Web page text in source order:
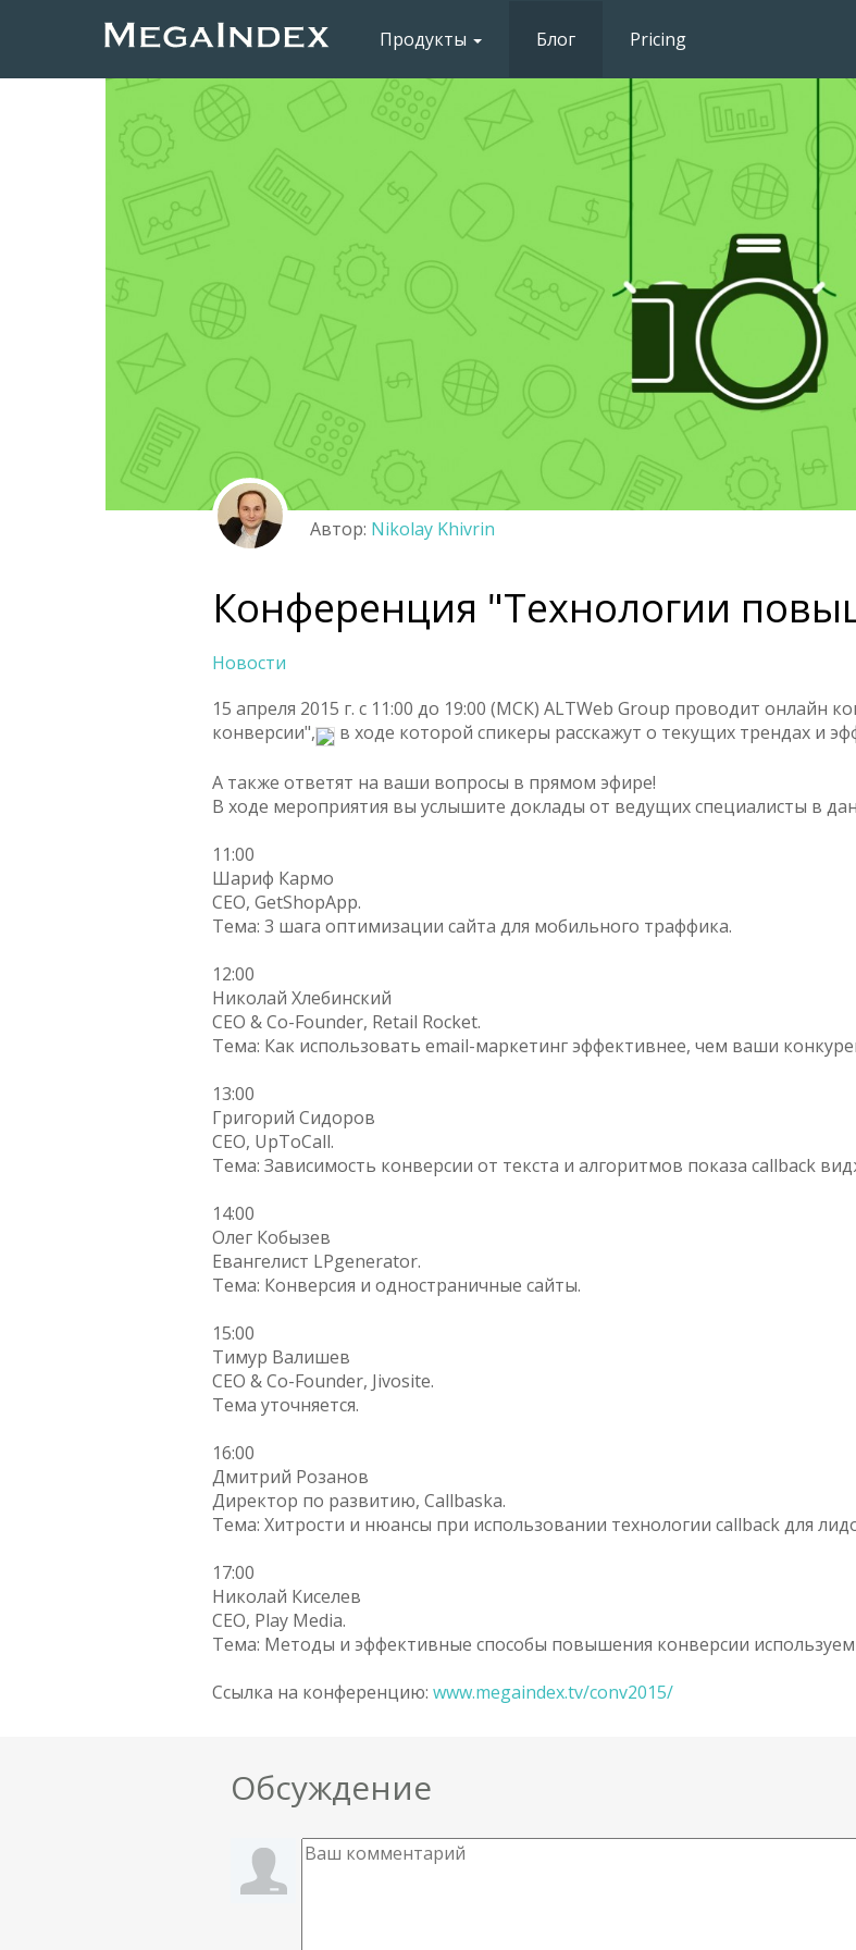
Продукты Блог Pricing
Автор: Nikolay Khivrin
Конференция "Технологии
Новости
15 апреля 2015 г. с 11:00 до 19:00 (МСК) ALTWeb Group проводит
конверсии",
в ходе которой спикеры расскажут о текущих трендах и
А также ответят на ваши вопросы в прямом эфире!
В ходе мероприятия вы услышите доклады от ведущих специалисты в
11:00
Шариф Кармо
CEO, GetShopApp.
Тема: 3 шага оптимизации сайта для мобильного траффика.
12:00
Николай Хлебинский
CEO & Co-Founder, Retail Rocket.
Тема: Как использовать email-маркетинг эффективнее, чем ваши
13:00
Григорий Сидоров
CEO, UpToCall.
Тема: Зависимость конверсии от текста и алгоритмов показа callback
14:00
Олег Кобызев
Евангелист LPgenerator.
Тема: Конверсия и одностраничные сайты.
15:00
Тимур Валишев
CEO & Co-Founder, Jivosite.
Тема уточняется.
16:00
Дмитрий Розанов
Директор по развитию, Callbaska.
Тема: Хитрости и нюансы при использовании технологии callback для
17:00
Николай Киселев
CEO, Play Media.
Тема: Методы и эффективные способы повышения конверсии
Ссылка на конференцию:www.megaindex.tv/conv2015/
Обсуждение